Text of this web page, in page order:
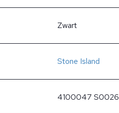
Zwart
Stone Island
4100047 S0026